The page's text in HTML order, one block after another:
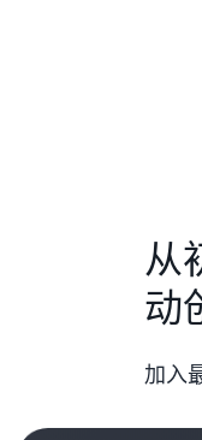
从
动
加入